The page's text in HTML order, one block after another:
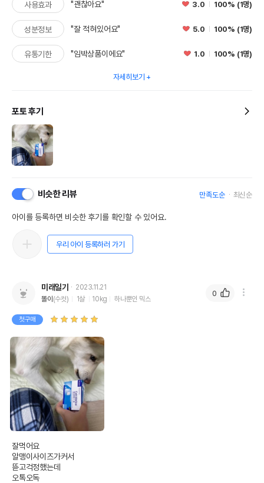
사용효과 "괜찮아요" 3.0 100% (1명)
성분정보 "잘 적혀있어요" 5.0 100% (1명)
유통기한 "임박상품이에요" 1.0 100% (1명)
자세히보기
포토 후기
비슷한 리뷰 만족도순 최신순
아이를 등록하면 비슷한 후기를 확인할 수 있어요.
우리 아이 등록하러 가기
미래일기
2023.11.21
똘이 (수컷) 1살 10kg 하나뿐인 믹스
첫구매
잘먹어요
알맹이사이즈가커서
뜯고걱정했는데
오톡오독
0